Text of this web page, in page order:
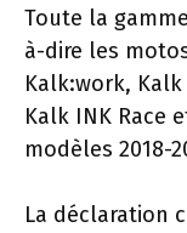
Toute la
à-dire les
Kalk:work, Kalk
Kalk INK Race
modèles 2018-
La déclaration